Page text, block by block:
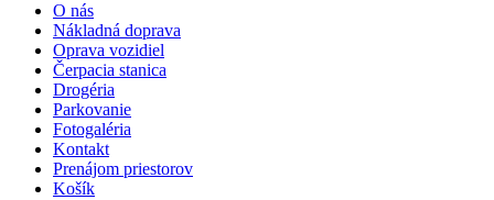
O nás
Nákladná doprava
Oprava vozidiel
Čerpacia stanica
Drogéria
Parkovanie
Fotogaléria
Kontakt
Prenájom priestorov
Košík